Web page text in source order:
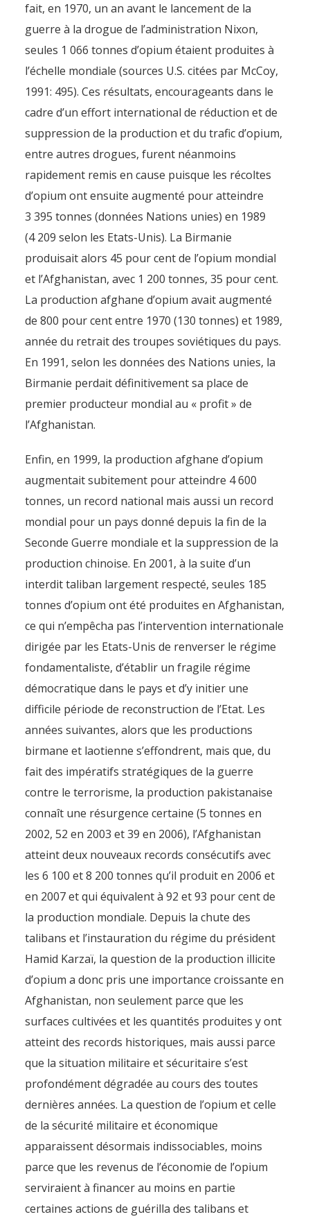
fait, en 1970, un an avant le lancement de la
guerre à la drogue de l’administration Nixon,
seules 1 066 tonnes d’opium étaient produites à
l’échelle mondiale (sources U.S. citées par McCoy,
1991: 495). Ces résultats, encourageants dans le
cadre d’un effort international de réduction et de
suppression de la production et du trafic d’opium,
entre autres drogues, furent néanmoins
rapidement remis en cause puisque les récoltes
d’opium ont ensuite augmenté pour atteindre
3 395 tonnes (données Nations unies) en 1989
(4 209 selon les Etats-Unis). La Birmanie
produisait alors 45 pour cent de l’opium mondial
et l’Afghanistan, avec 1 200 tonnes, 35 pour cent.
La production afghane d’opium avait augmenté
de 800 pour cent entre 1970 (130 tonnes) et 1989,
année du retrait des troupes soviétiques du pays.
En 1991, selon les données des Nations unies, la
Birmanie perdait définitivement sa place de
premier producteur mondial au « profit » de
l’Afghanistan.
Enfin, en 1999, la production afghane d’opium
augmentait subitement pour atteindre 4 600
tonnes, un record national mais aussi un record
mondial pour un pays donné depuis la fin de la
Seconde Guerre mondiale et la suppression de la
production chinoise. En 2001, à la suite d’un
interdit taliban largement respecté, seules 185
tonnes d’opium ont été produites en Afghanistan,
ce qui n’empêcha pas l’intervention internationale
dirigée par les Etats-Unis de renverser le régime
fondamentaliste, d’établir un fragile régime
démocratique dans le pays et d’y initier une
difficile période de reconstruction de l’Etat. Les
années suivantes, alors que les productions
birmane et laotienne s’effondrent, mais que, du
fait des impératifs stratégiques de la guerre
contre le terrorisme, la production pakistanaise
connaît une résurgence certaine (5 tonnes en
2002, 52 en 2003 et 39 en 2006), l’Afghanistan
atteint deux nouveaux records consécutifs avec
les 6 100 et 8 200 tonnes qu’il produit en 2006 et
en 2007 et qui équivalent à 92 et 93 pour cent de
la production mondiale. Depuis la chute des
talibans et l’instauration du régime du président
Hamid Karzaï, la question de la production illicite
d’opium a donc pris une importance croissante en
Afghanistan, non seulement parce que les
surfaces cultivées et les quantités produites y ont
atteint des records historiques, mais aussi parce
que la situation militaire et sécuritaire s’est
profondément dégradée au cours des toutes
dernières années. La question de l’opium et celle
de la sécurité militaire et économique
apparaissent désormais indissociables, moins
parce que les revenus de l’économie de l’opium
serviraient à financer au moins en partie
certaines actions de guérilla des talibans et